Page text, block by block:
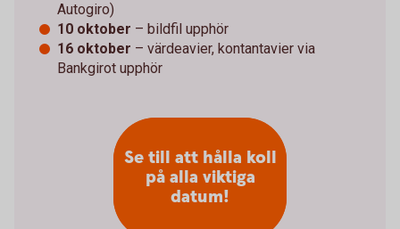
Autogiro)
10 oktober – bildfil upphör
16 oktober – värdeavier, kontantavier via
Bankgirot upphör
Se till att hålla koll
på alla viktiga
datum!